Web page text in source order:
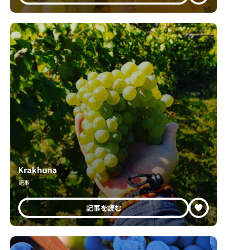
Krakhuna
記事
記事を読む